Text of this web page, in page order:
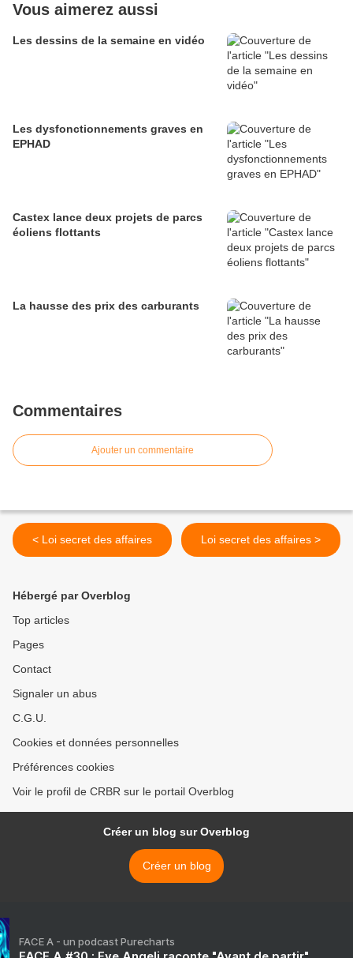
Vous aimerez aussi
Les dessins de la semaine en vidéo
Les dysfonctionnements graves en
EPHAD
Castex lance deux projets de parcs
éoliens flottants
La hausse des prix des carburants
Commentaires
Ajouter un commentaire
< Loi secret des affaires Loi secret des affaires >
Hébergé par Overblog
Top articles
Pages
Contact
Signaler un abus
C.G.U.
Cookies et données personnelles
Préférences cookies
Voir le profil de CRBR sur le portail Overblog
Créer un blog sur Overblog
Créer un blog
FACE A - un podcast Purecharts